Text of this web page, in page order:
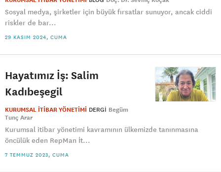
Sosyal medya, şirketler için büyük fırsatlar sunuyor, ancak ciddi
riskler de bar...
29 KASIM 2024, CUMA
Hayatımız İş: Salim
Kadıbeşegil
KURUMSAL İTİBAR YÖNETİMİ DERGI Begüm
Tunç Arar
Kurumsal itibar yönetimi kavramının ülkemizde tanınmasına
öncülük eden RepMan İt...
7 TEMMUZ 2023, CUMA